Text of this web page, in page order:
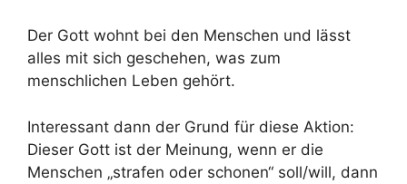
Der Gott wohnt bei den Menschen und lässt
alles mit sich geschehen, was zum
menschlichen Leben gehört.
Interessant dann der Grund für diese Aktion:
Dieser Gott ist der Meinung, wenn er die
Menschen „strafen oder schonen“ soll/will, dann